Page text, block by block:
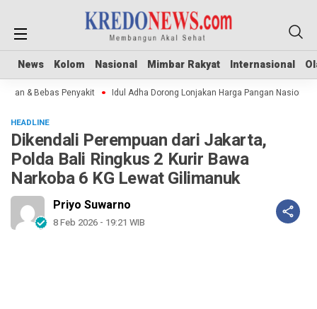
News Kolom Nasional Mimbar Rakyat Internasional
News Kolom Nasional Mimbar Rakyat Internasional
& Bebas Penyakit Idul Adha Dorong Lonjakan Harga Pangan Nasional
HEADLINE
Dikendali Perempuan dari Jakarta,
Polda Bali Ringkus 2 Kurir Bawa
Narkoba 6 KG Lewat Gilimanuk
Priyo Suwarno
8 Feb 2026 - 19:21 WIB